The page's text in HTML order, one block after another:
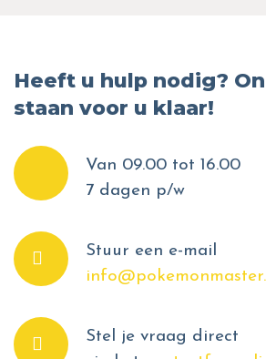
Heeft u hulp nodig?
staan voor u klaar!
Van 09.00 tot 16.00
7 dagen p/w
Stuur een e-mail
Stel je vraag direct